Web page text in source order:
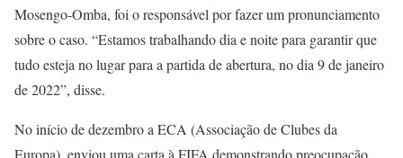
Mosengo-Omba, foi o responsável por fazer um pronunciamento
sobre o caso. “Estamos trabalhando dia e noite para garantir que
tudo esteja no lugar para a partida de abertura, no dia 9 de janeiro
de 2022”, disse.
No início de dezembro a ECA (Associação de Clubes da
Europa), enviou uma carta à FIFA demonstrando preocupação